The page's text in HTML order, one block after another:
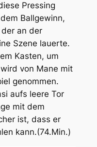
Pressing
Ballgewinn,
an der
Szene lauerte.
Kasten, um
von Mane mit
genommen.
aufs leere Tor
mit dem
ist, dass er
kann.(74.Min.)